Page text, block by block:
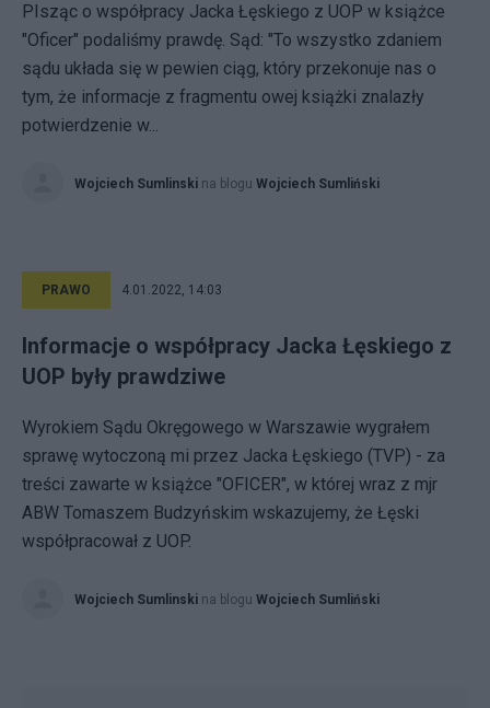
PIsząc o współpracy Jacka Łęskiego z UOP w książce
"Oficer" podaliśmy prawdę. Sąd: "To wszystko zdaniem
sądu układa się w pewien ciąg, który przekonuje nas o
tym, że informacje z fragmentu owej książki znalazły
potwierdzenie w...
Wojciech Sumlinski na blogu Wojciech Sumliński
PRAWO 4.01.2022, 14:03
Informacje o współpracy Jacka Łęskiego z
UOP były prawdziwe
Wyrokiem Sądu Okręgowego w Warszawie wygrałem
sprawę wytoczoną mi przez Jacka Łęskiego (TVP) - za
treści zawarte w książce "OFICER", w której wraz z mjr
ABW Tomaszem Budzyńskim wskazujemy, że Łęski
współpracował z UOP.
Wojciech Sumlinski na blogu Wojciech Sumliński